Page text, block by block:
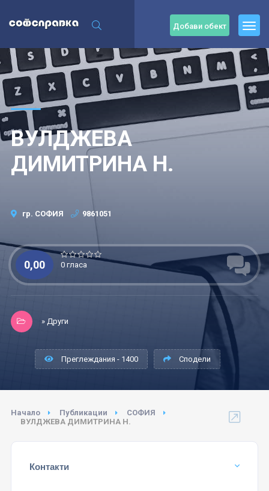
Добави обект
ВУЛДЖЕВА
ДИМИТРИНА Н.
гр. СОФИЯ 9861051
0,00 0 гласа
» Други
Преглеждания - 1400 Сподели
Начало Публикации
СОФИЯ
ВУЛДЖЕВА ДИМИТРИНА Н.
Контакти